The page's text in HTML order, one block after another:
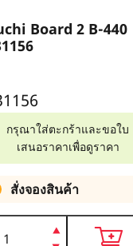
Board 2 B-440
กรุณาใส่ตะกร้าและขอใบ
เสนอราคาเพื่อดูราคา
สั่งจองสินค้า